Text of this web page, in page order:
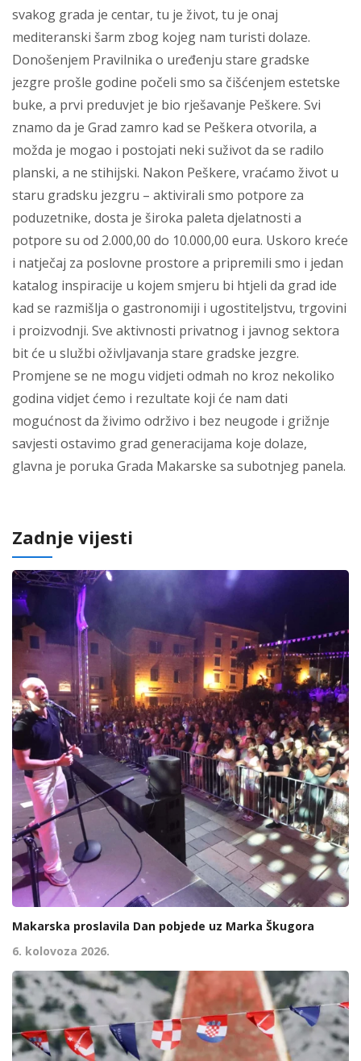
svakog grada je centar, tu je život, tu je onaj
mediteranski šarm zbog kojeg nam turisti dolaze.
Donošenjem Pravilnika o uređenju stare gradske
jezgre prošle godine počeli smo sa čišćenjem estetske
buke, a prvi preduvjet je bio rješavanje Peškere. Svi
znamo da je Grad zamro kad se Peškera otvorila, a
možda je mogao i postojati neki suživot da se radilo
planski, a ne stihijski. Nakon Peškere, vraćamo život u
staru gradsku jezgru – aktivirali smo potpore za
poduzetnike, dosta je široka paleta djelatnosti a
potpore su od 2.000,00 do 10.000,00 eura. Uskoro kreće
i natječaj za poslovne prostore a pripremili smo i jedan
katalog inspiracije u kojem smjeru bi htjeli da grad ide
kad se razmišlja o gastronomiji i ugostiteljstvu, trgovini
i proizvodnji. Sve aktivnosti privatnog i javnog sektora
bit će u službi oživljavanja stare gradske jezgre.
Promjene se ne mogu vidjeti odmah no kroz nekoliko
godina vidjet ćemo i rezultate koji će nam dati
mogućnost da živimo održivo i bez neugode i grižnje
savjesti ostavimo grad generacijama koje dolaze,
glavna je poruka Grada Makarske sa subotnjeg panela.
Zadnje vijesti
Makarska proslavila Dan pobjede uz Marka Škugora
6. kolovoza 2026.